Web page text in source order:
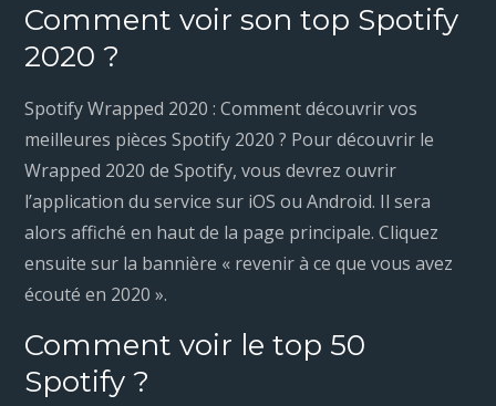
Comment voir son top Spotify
2020 ?
Spotify Wrapped 2020 : Comment découvrir vos
meilleures pièces Spotify 2020 ? Pour découvrir le
Wrapped 2020 de Spotify, vous devrez ouvrir
l’application du service sur iOS ou Android. Il sera
alors affiché en haut de la page principale. Cliquez
ensuite sur la bannière « revenir à ce que vous avez
écouté en 2020 ».
Comment voir le top 50
Spotify ?